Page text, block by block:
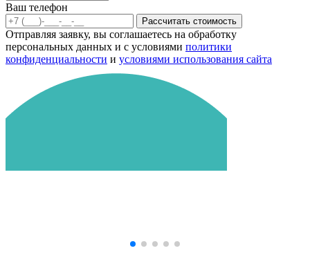
Ваш телефон
Рассчитать стоимость
Отправляя заявку, вы соглашаетесь на обработку
персональных данных и с условиями политики
конфиденциальности и условиями использования сайта